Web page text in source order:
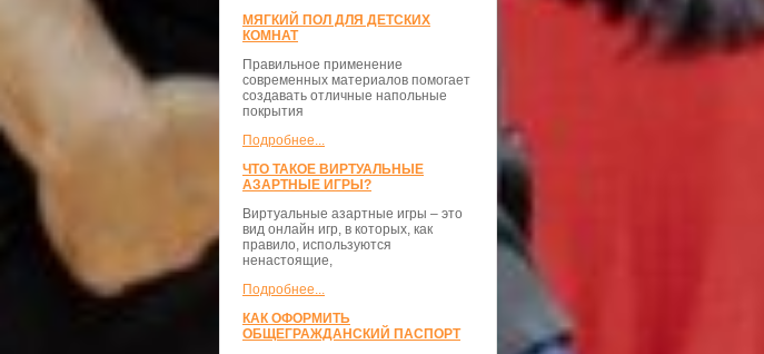
МЯГКИЙ ПОЛ ДЛЯ ДЕТСКИХ
КОМНАТ
Правильное применение
современных материалов помогает
создавать отличные напольные
покрытия
Подробнее...
ЧТО ТАКОЕ ВИРТУАЛЬНЫЕ
АЗАРТНЫЕ ИГРЫ?
Виртуальные азартные игры – это
вид онлайн игр, в которых, как
правило, используются
ненастоящие,
Подробнее...
КАК ОФОРМИТЬ
ОБЩЕГРАЖДАНСКИЙ ПАСПОРТ